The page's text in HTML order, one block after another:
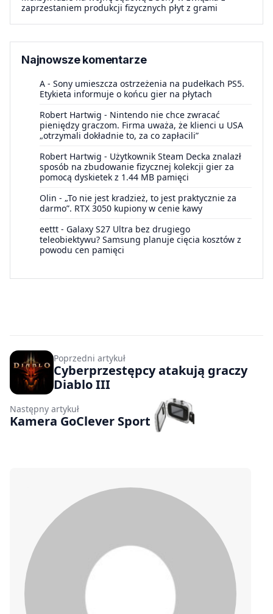
zaprzestaniem produkcji fizycznych płyt z grami
Najnowsze komentarze
A - Sony umieszcza ostrzeżenia na pudełkach PS5.
Etykieta informuje o końcu gier na płytach
Robert Hartwig - Nintendo nie chce zwracać
pieniędzy graczom. Firma uważa, że klienci u USA
„otrzymali dokładnie to, za co zapłacili”
Robert Hartwig - Użytkownik Steam Decka znalazł
sposób na zbudowanie fizycznej kolekcji gier za
pomocą dyskietek z 1.44 MB pamięci
Olin - „To nie jest kradzież, to jest praktycznie za
darmo”. RTX 3050 kupiony w cenie kawy
eettt - Galaxy S27 Ultra bez drugiego
teleobiektywu? Samsung planuje cięcia kosztów z
powodu cen pamięci
Poprzedni artykuł
Cyberprzestępcy atakują graczy
Diablo III
Następny artykuł
Kamera GoClever Sport